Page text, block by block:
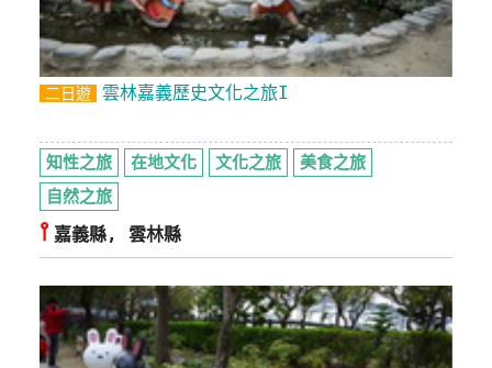
二日遊 雲林嘉義歷史文化之旅I
知性之旅 在地文化 文化之旅
美食之旅
自然之旅
⫯ 嘉義縣, 雲林縣